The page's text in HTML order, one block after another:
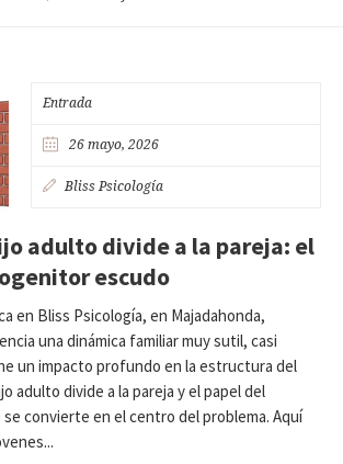
Entrada
26 mayo, 2026
Bliss Psicología
adulto divide a la pareja: el
escudo
en Bliss Psicología, en Majadahonda,
una dinámica familiar muy sutil, casi
un impacto profundo en la estructura del
adulto divide a la pareja y el papel del
convierte en el centro del problema. Aquí